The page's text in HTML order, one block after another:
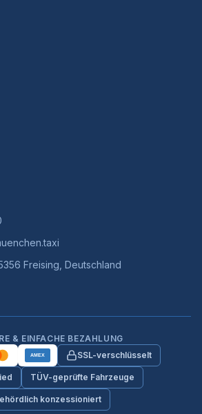
Freising, Deutschland
& EINFACHE BEZAHLUNG
AMEX SSL-verschlüsselt
TÜV-geprüfte Fahrzeuge
konzessioniert